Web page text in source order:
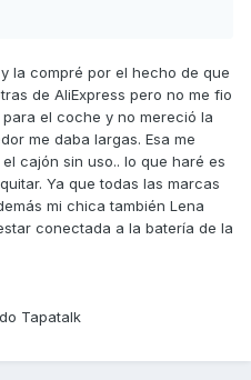
la compré por el hecho de que
de AliExpress pero no me fio
el coche y no mereció la
me daba largas. Esa me
cajón sin uso.. lo que haré es
Ya que todas las marcas
mi chica también Lena
conectada a la batería de la
Tapatalk